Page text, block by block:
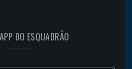
DO ESQUADRÃO